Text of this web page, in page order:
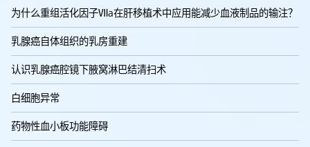
为什么重组活化因子Ⅶa在肝移植术中应用能减少血液制品的输注？
乳腺癌自体组织的乳房重建
认识乳腺癌腔镜下腋窝淋巴结清扫术
白细胞异常
药物性血小板功能障碍